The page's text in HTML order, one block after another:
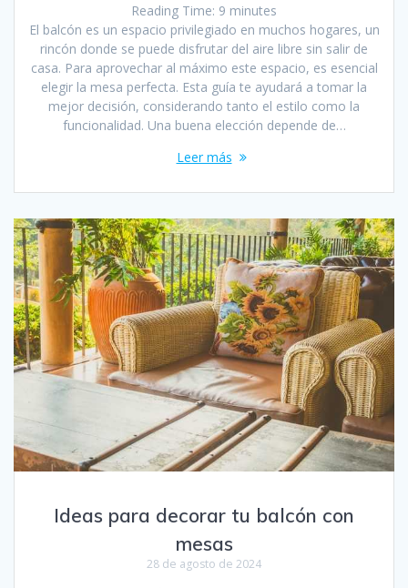
Reading Time: 9 minutes
El balcón es un espacio privilegiado en muchos hogares, un
rincón donde se puede disfrutar del aire libre sin salir de
casa. Para aprovechar al máximo este espacio, es esencial
elegir la mesa perfecta. Esta guía te ayudará a tomar la
mejor decisión, considerando tanto el estilo como la
funcionalidad. Una buena elección depende de…
Leer más
Ideas para decorar tu balcón con
mesas
28 de agosto de 2024